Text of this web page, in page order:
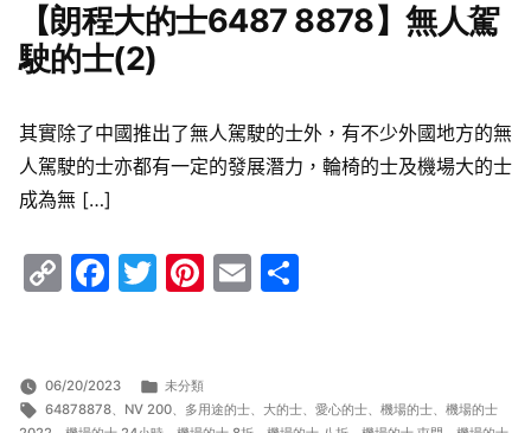
【朗程大的士6487 8878】無人駕
駛的士(2)
其實除了中國推出了無人駕駛的士外，有不少外國地方的無
人駕駛的士亦都有一定的發展潛力，輪椅的士及機場大的士
成為無 […]
CopyFacebook
Twitter
Pinterest
Email
06/20/2023
分
類:
未分類
標
64878878、 NV 200、 多用途的士、 大的士、 愛心的士、 機場的士、 機場的士